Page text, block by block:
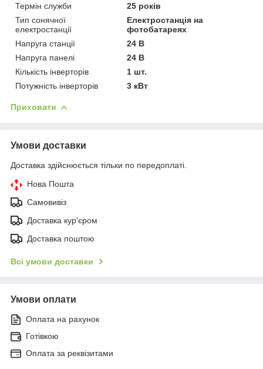
Термін служби
25 років
Тип сонячної
електростанції
Електростанція на
фотобатареях
Напруга станції
24 В
Напруга панелі
24 В
Кількість інверторів
1 шт.
Потужність інверторів
3 кВт
Приховати
Умови доставки
Доставка здійснюється тільки по передоплаті.
Нова Пошта
Самовивіз
Доставка кур'єром
Доставка поштою
Всі умови доставки
Умови оплати
Оплата на рахунок
Готівкою
Оплата за реквізитами